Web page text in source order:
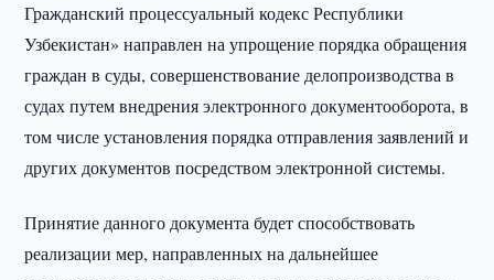
Гражданский процессуальный кодекс Республики
Узбекистан» направлен на упрощение порядка обращения
граждан в суды, совершенствование делопроизводства в
судах путем внедрения электронного документооборота, в
том числе установления порядка отправления заявлений и
других документов посредством электронной системы.
Принятие данного документа будет способствовать
реализации мер, направленных на дальнейшее